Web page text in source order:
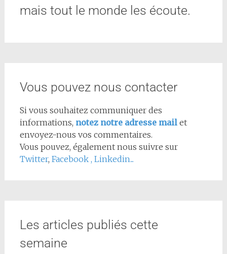
mais tout le monde les écoute.
Vous pouvez nous contacter
Si vous souhaitez communiquer des
informations, notez notre adresse mail et
envoyez-nous vos commentaires.
Vous pouvez, également nous suivre sur
Twitter, Facebook , Linkedin...
Les articles publiés cette
semaine